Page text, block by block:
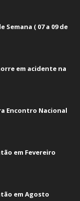
Semana ( 07 a 09 de
em acidente na
Encontro Nacional
em Fevereiro
em Agosto